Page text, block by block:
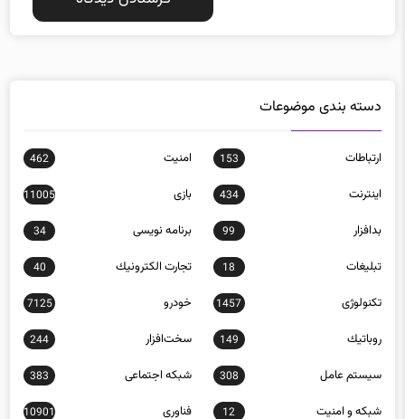
دسته بندی موضوعات
ارتباطات 153 امنيت 462
اينترنت 434 بازی 11005
بدافزار 99 برنامه نويسی 34
تبلیغات 18 تجارت الكترونيك 40
تکنولوژی 1457 خودرو 7125
روباتيك 149 سخت‌افزار 244
سيستم عامل 308 شبكه اجتماعی 383
شبكه و امنيت 12 فناوری 10901